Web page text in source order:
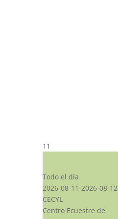
11
Todo el día
2026-08-11-2026-08-12
CECYL
Centro Ecuestre de